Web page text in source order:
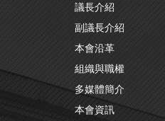
議長介紹
副議長介紹
本會沿革
組織與職權
多媒體簡介
本會資訊